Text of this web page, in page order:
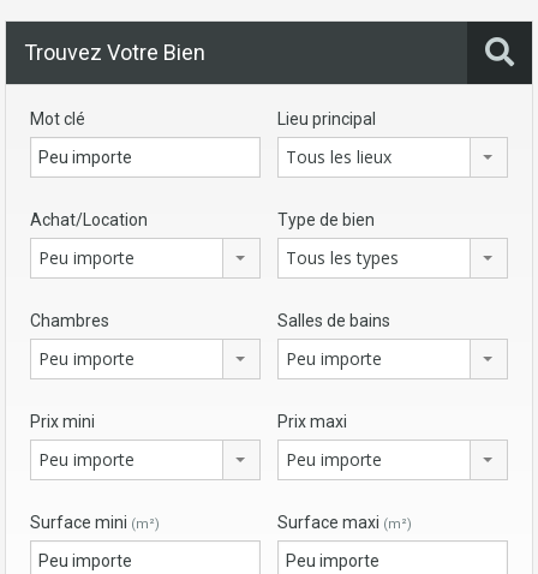
Trouvez Votre Bien
Mot clé Lieu principal
Tous les lieux
Achat/Location
Peu importe
Type de bien
Tous les types
Chambres
Peu importe
Salles de bains
Peu importe
Prix mini
Peu importe
Prix maxi
Peu importe
Surface mini (m²) Surface maxi (m²)